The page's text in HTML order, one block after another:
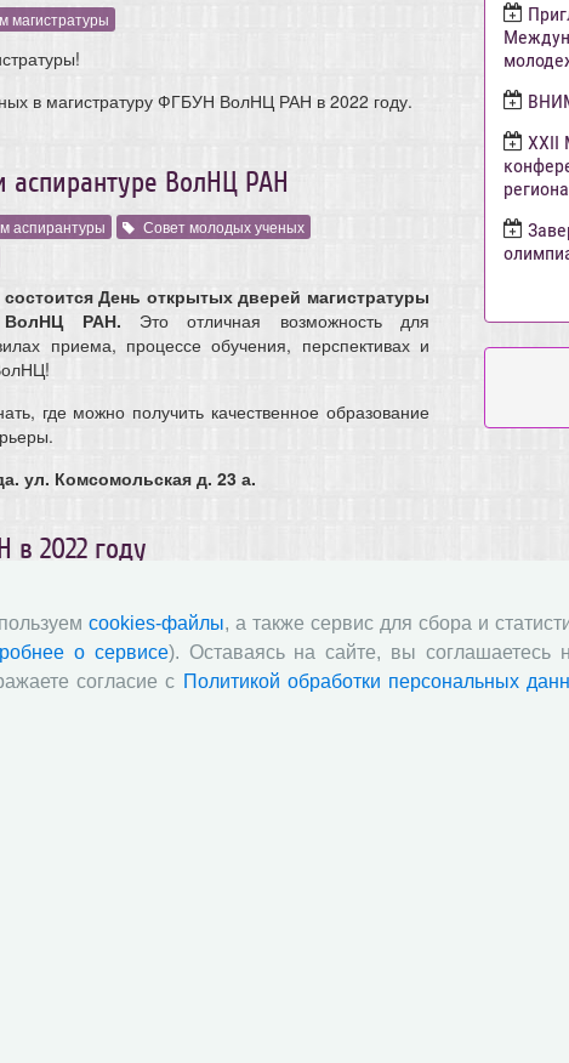
магистратуры
в магистратуру ФГБУН ВолНЦ РАН в 2022 году.
аспирантуре ВолНЦ РАН
аспирантуры
Совет молодых ученых
состоится День открытых дверей магистратуры
ВолНЦ РАН. Это отличная возможность для
приема, процессе обучения, перспективах и
где можно получить качественное образование
ул. Комсомольская д. 23 а.
2022 году
абитуриенты!
документы и информация по поступлению в
в 2022 году.
РАН в 2021 году
ХХII
cookies-файлы, а также сервис для сбора и
о сервисе). Оставаясь на сайте, вы соглашаетесь
согласие с Политикой обработки персональных